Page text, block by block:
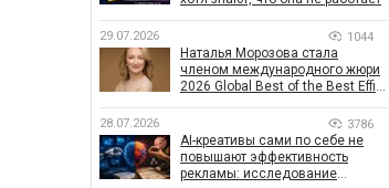
29.07.2026 1044
Наталья Морозова стала
членом международного жюри
2026 Global Best of the Best Effie
28.07.2026 3786
AI-креативы сами по себе не
повышают эффективность
рекламы: исследование